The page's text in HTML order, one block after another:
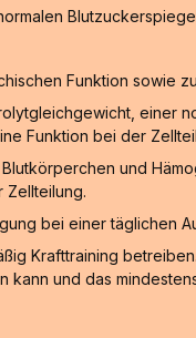
Funktion sowie
einer
Funktion bei der
und
Zellteilung.
bei einer täglichen
Krafttraining
und das